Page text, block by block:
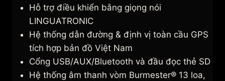
Hỗ trợ điều khiển bằng giọng nói
LINGUATRONIC
Hệ thống dẫn đường & định vị toàn cầu GPS
tích hợp bản đồ Việt Nam
Cổng USB/AUX/Bluetooth và đầu đọc thẻ SD
Hệ thống âm thanh vòm Burmester® 13 loa,